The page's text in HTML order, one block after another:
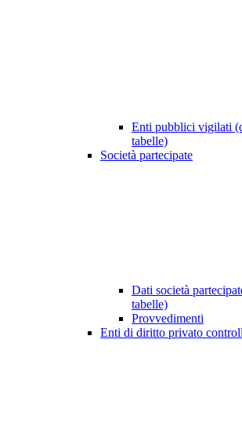
Enti pubblici vigilati
tabelle)
Società partecipate
Dati società
tabelle)
Provvedimenti
Enti di diritto privato